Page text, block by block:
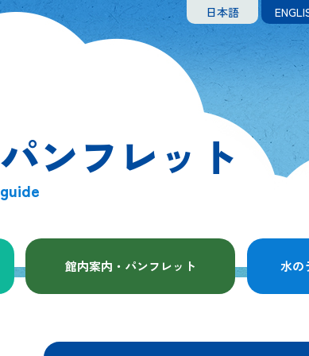
日本語
パンフレット
guide
館内案内・パンフレット 水の